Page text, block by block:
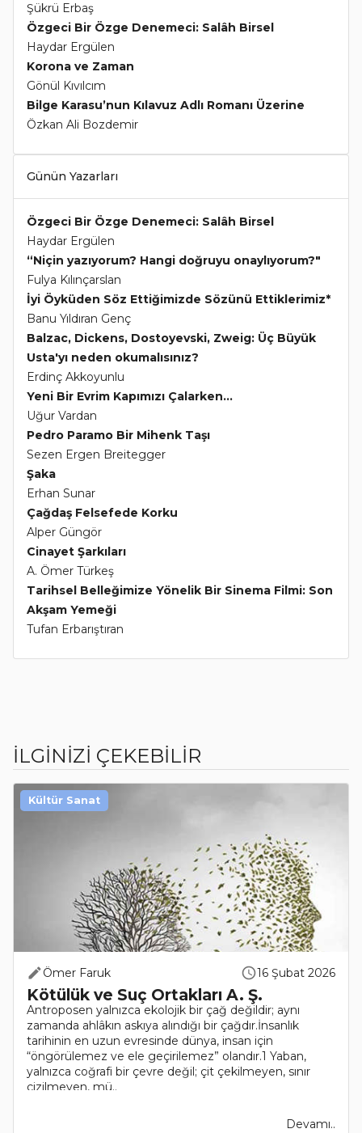
Şükrü Erbaş
Özgeci Bir Özge Denemeci: Salâh Birsel
Haydar Ergülen
Korona ve Zaman
Gönül Kıvılcım
Bilge Karasu’nun Kılavuz Adlı Romanı Üzerine
Özkan Ali Bozdemir
Günün Yazarları
Özgeci Bir Özge Denemeci: Salâh Birsel
Haydar Ergülen
“Niçin yazıyorum? Hangi doğruyu onaylıyorum?"
Fulya Kılınçarslan
İyi Öyküden Söz Ettiğimizde Sözünü Ettiklerimiz*
Banu Yıldıran Genç
Balzac, Dickens, Dostoyevski, Zweig: Üç Büyük
Usta'yı neden okumalısınız?
Erdinç Akkoyunlu
Yeni Bir Evrim Kapımızı Çalarken...
Uğur Vardan
Pedro Paramo Bir Mihenk Taşı
Sezen Ergen Breitegger
Şaka
Erhan Sunar
Çağdaş Felsefede Korku
Alper Güngör
Cinayet Şarkıları
A. Ömer Türkeş
Tarihsel Belleğimize Yönelik Bir Sinema Filmi: Son
Akşam Yemeği
Tufan Erbarıştıran
İLGİNİZİ ÇEKEBİLİR
Ömer Faruk 16 Şubat 2026
Kötülük ve Suç Ortakları A. Ş.
Antroposen yalnızca ekolojik bir çağ değildir; aynı
zamanda ahlâkın askıya alındığı bir çağdır.İnsanlık
tarihinin en uzun evresinde dünya, insan için
“öngörülemez ve ele geçirilemez” olandır.1 Yaban,
yalnızca coğrafi bir çevre değil; çit çekilmeyen, sınır
çizilmeyen, mü..
Devamı..
Kültür Sanat